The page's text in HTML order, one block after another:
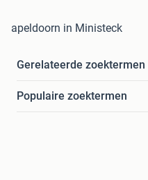
apeldoorn in Ministeck
Gerelateerde zoektermen
Populaire zoektermen